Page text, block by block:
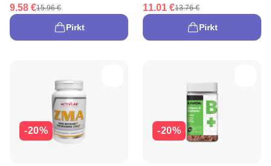
9.58 €15.96 €
Pirkt
11.01 €13.76 €
Pirkt
-20% -20%